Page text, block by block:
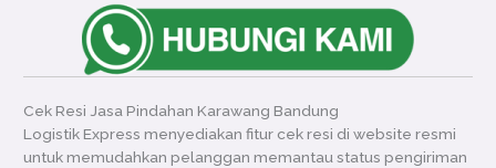
Cek Resi Jasa Pindahan Karawang Bandung
Logistik Express menyediakan fitur cek resi di website resmi
untuk memudahkan pelanggan memantau status pengiriman